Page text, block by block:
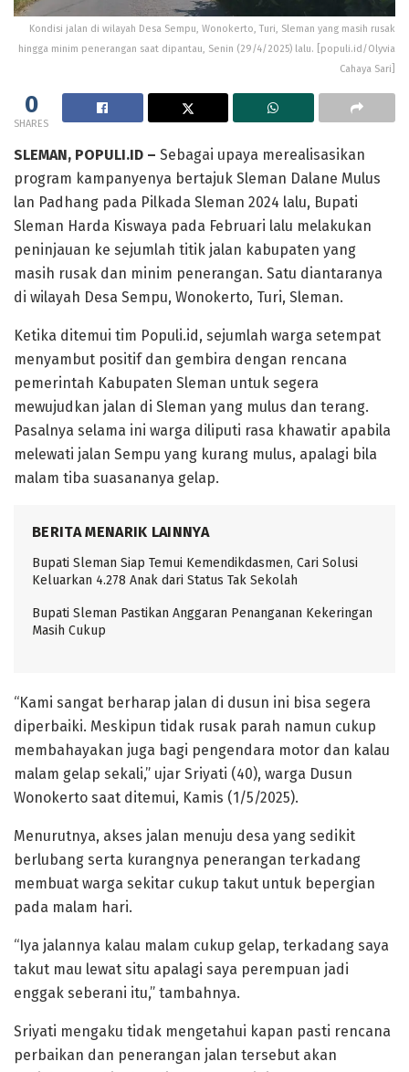
Kondisi jalan di wilayah Desa Sempu, Wonokerto, Turi, Sleman yang masih rusak
hingga minim penerangan saat dipantau, Senin (29/4/2025) lalu. [populi.id/Olyvia
Cahaya Sari]
0
SHARES
SLEMAN, POPULI.ID – Sebagai upaya merealisasikan
program kampanyenya bertajuk Sleman Dalane Mulus
lan Padhang pada Pilkada Sleman 2024 lalu, Bupati
Sleman Harda Kiswaya pada Februari lalu melakukan
peninjauan ke sejumlah titik jalan kabupaten yang
masih rusak dan minim penerangan. Satu diantaranya
di wilayah Desa Sempu, Wonokerto, Turi, Sleman.
Ketika ditemui tim Populi.id, sejumlah warga setempat
menyambut positif dan gembira dengan rencana
pemerintah Kabupaten Sleman untuk segera
mewujudkan jalan di Sleman yang mulus dan terang.
Pasalnya selama ini warga diliputi rasa khawatir apabila
melewati jalan Sempu yang kurang mulus, apalagi bila
malam tiba suasananya gelap.
BERITA MENARIK LAINNYA
Bupati Sleman Siap Temui Kemendikdasmen, Cari Solusi
Keluarkan 4.278 Anak dari Status Tak Sekolah
Bupati Sleman Pastikan Anggaran Penanganan Kekeringan
Masih Cukup
“Kami sangat berharap jalan di dusun ini bisa segera
diperbaiki. Meskipun tidak rusak parah namun cukup
membahayakan juga bagi pengendara motor dan kalau
malam gelap sekali,” ujar Sriyati (40), warga Dusun
Wonokerto saat ditemui, Kamis (1/5/2025).
Menurutnya, akses jalan menuju desa yang sedikit
berlubang serta kurangnya penerangan terkadang
membuat warga sekitar cukup takut untuk bepergian
pada malam hari.
“Iya jalannya kalau malam cukup gelap, terkadang saya
takut mau lewat situ apalagi saya perempuan jadi
enggak seberani itu,” tambahnya.
Sriyati mengaku tidak mengetahui kapan pasti rencana
perbaikan dan penerangan jalan tersebut akan